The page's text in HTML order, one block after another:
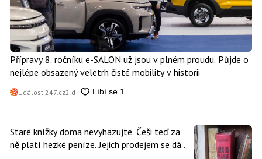
Přípravy 8. ročníku e-SALON už jsou v plném proudu. Půjde o
nejlépe obsazený veletrh čisté mobility v historii
Události247.cz2 d
Staré knížky doma nevyhazujte. Češi teď za
ně platí hezké peníze. Jejich prodejem se dá